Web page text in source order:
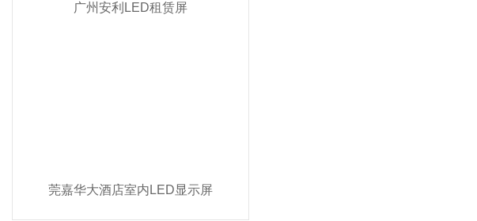
广州安利LED租赁屏
莞嘉华大酒店室内LED显示屏